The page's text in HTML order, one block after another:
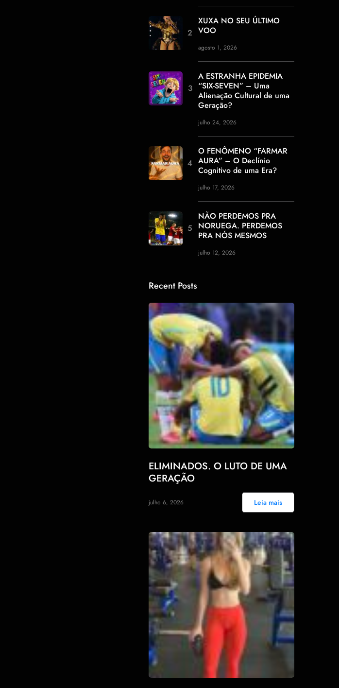
XUXA NO SEU ÚLTIMO
VOO
agosto 1, 2026
A ESTRANHA EPIDEMIA
“SIX-SEVEN” – Uma
Alienação Cultural de uma
Geração?
julho 24, 2026
O FENÔMENO “FARMAR
AURA” – O Declínio
Cognitivo de uma Era?
julho 17, 2026
NÃO PERDEMOS PRA
NORUEGA. PERDEMOS
PRA NÓS MESMOS
julho 12, 2026
Recent Posts
ELIMINADOS. O LUTO DE UMA
GERAÇÃO
julho 6, 2026 Leia mais